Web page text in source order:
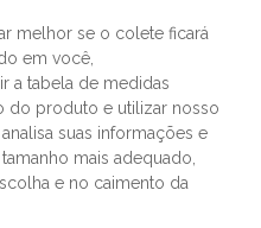
melhor se o colete ficará
em você,
a tabela de medidas
do produto e utilizar nosso
analisa suas informações e
mais adequado,
e no caimento da